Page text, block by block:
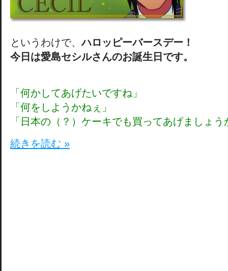
というわけで、ハロッピーバースデー！
今日は愛島セシルさんのお誕生日です。
「何かしてあげたいですね」
「何をしようかねぇ」
「日本の（？）ケーキでも買ってあげましょう
続きを読む »